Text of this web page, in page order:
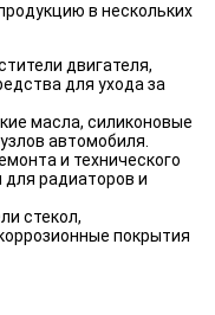
в нескольких
двигателя,
для ухода за
масла, силиконовые
автомобиля.
и технического
радиаторов и
стекол,
покрытия